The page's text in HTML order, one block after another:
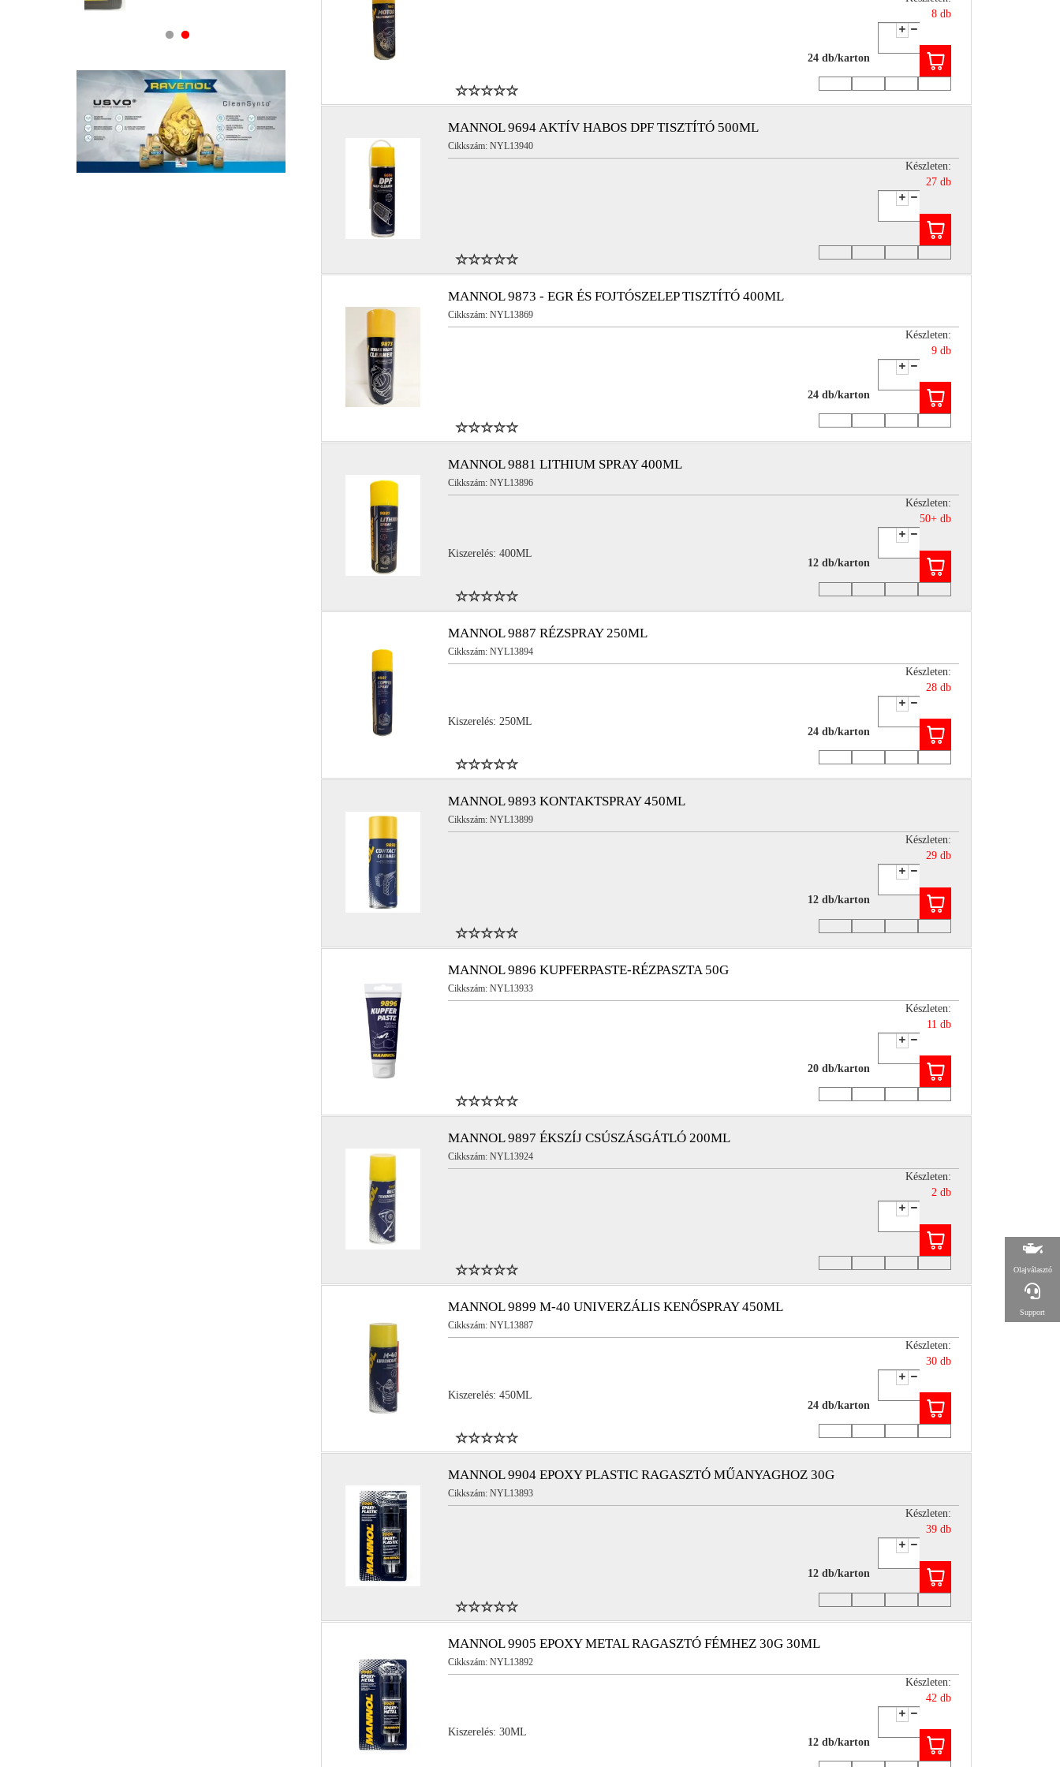
8 db
24 db/karton
MANNOL 9694 AKTÍV HABOS DPF TISZTÍTÓ 500ML
Cikkszám: NYL13940
Készleten:
27 db
MANNOL 9873 - EGR ÉS FOJTÓSZELEP TISZTÍTÓ 400ML
Cikkszám: NYL13869
Készleten:
9 db
24 db/karton
MANNOL 9881 LITHIUM SPRAY 400ML
Cikkszám: NYL13896
Kiszerelés: 400ML
Készleten:
50+ db
12 db/karton
MANNOL 9887 RÉZSPRAY 250ML
Cikkszám: NYL13894
Kiszerelés: 250ML
Készleten:
28 db
24 db/karton
MANNOL 9893 KONTAKTSPRAY 450ML
Cikkszám: NYL13899
Készleten:
29 db
12 db/karton
MANNOL 9896 KUPFERPASTE-RÉZPASZTA 50G
Cikkszám: NYL13933
Készleten:
11 db
20 db/karton
MANNOL 9897 ÉKSZÍJ CSÚSZÁSGÁTLÓ 200ML
Cikkszám: NYL13924
Készleten:
2 db
MANNOL 9899 M-40 UNIVERZÁLIS KENŐSPRAY 450ML
Cikkszám: NYL13887
Kiszerelés: 450ML
Készleten:
30 db
24 db/karton
MANNOL 9904 EPOXY PLASTIC RAGASZTÓ MŰANYAGHOZ 30G
Cikkszám: NYL13893
Készleten:
39 db
12 db/karton
MANNOL 9905 EPOXY METAL RAGASZTÓ FÉMHEZ 30G 30ML
Cikkszám: NYL13892
Kiszerelés: 30ML
Készleten:
42 db
12 db/karton
Olajválasztó
Support